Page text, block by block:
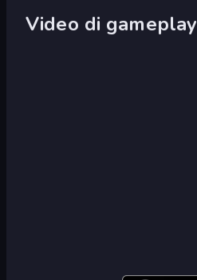
Video di gameplay